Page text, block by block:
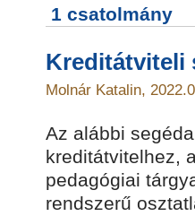
1 csatolmány
Kreditátviteli
Molnár Katalin,
Az alábbi
kreditátvitelhez,
pedagógiai
rendszerű